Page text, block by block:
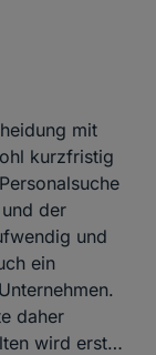
mit
kurzfristig
der
und
ein
daher
wird erst…